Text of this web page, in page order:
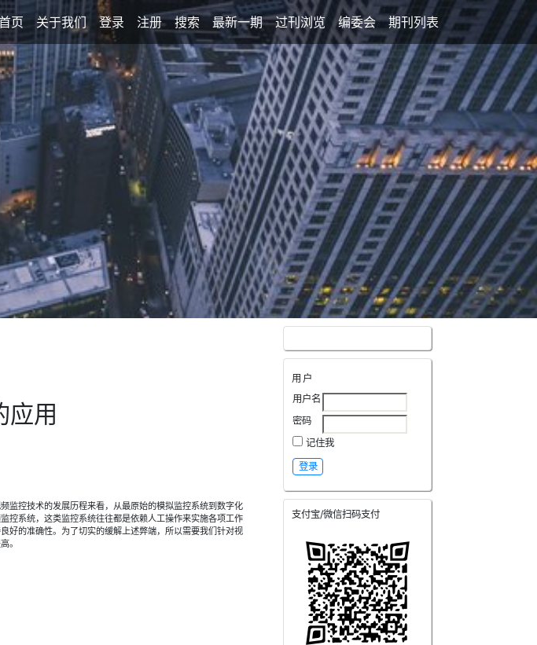
页 关于我们 登录 注册 搜索 最新一期 过刊浏览 编委会 期刊列表
用户
用户名
密码
记住我
支付宝/微信扫码支付
应用
监控技术的发展历程来看，从最原始的模拟监控系统到数字化
控系统，这类监控系统往往都是依赖人工操作来实施各项工作
好的准确性。为了切实的缓解上述弊端，所以需要我们针对视
。